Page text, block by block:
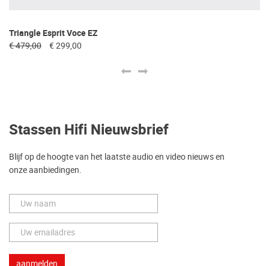
Triangle Esprit Voce EZ
€ 479,00 € 299,00
Stassen Hifi Nieuwsbrief
Blijf op de hoogte van het laatste audio en video nieuws en
onze aanbiedingen.